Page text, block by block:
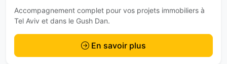
Accompagnement complet pour vos projets immobiliers à
Tel Aviv et dans le Gush Dan.
En savoir plus